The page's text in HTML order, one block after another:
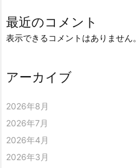
最近のコメント
表示できるコメントはありません。
アーカイブ
2026年8月
2026年7月
2026年4月
2026年3月